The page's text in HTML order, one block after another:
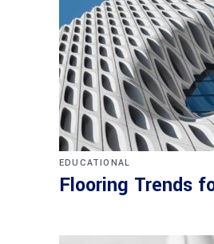
EDUCATIONAL
Flooring Trends